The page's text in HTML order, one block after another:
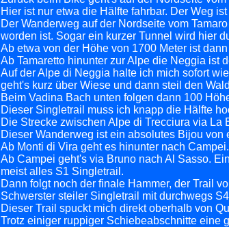
Hier ist nur etwa die Hälfte fahrbar. Der Weg
Der Wanderweg auf der Nordseite vom
worden ist. Sogar ein kurzer Tunnel wird hier
Ab etwa von der Höhe von 1700 Meter ist
Ab Tamaretto hinunter zur Alpe die Neggia ist
Auf der Alpe di Neggia halte ich mich sofort
geht's kurz über Wiese und dann steil den
Beim Vadina Bach unten folgen dann 100
Dieser Singletrail muss ich knapp die Hälfte
Die Strecke zwischen Alpe di Trecciura via
Dieser Wanderweg ist ein absolutes Bijou
Ab Monti di Vira geht es hinunter nach
Ab Campei geht's via Bruno nach Al Sasso.
meist alles S1 Singletrail.
Dann folgt noch der finale Hammer, der Trail
Schwerster steiler Singletrail mit durchwegs
Dieser Trail spuckt mich direkt oberhalb von
Trotz einiger ruppiger Schiebeabschnitte eine